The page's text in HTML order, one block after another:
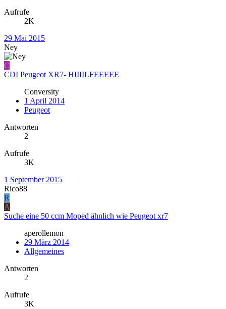
Aufrufe
2K
29 Mai 2015
Ney
C
CDI Peugeot XR7- HIIIILFEEEEE
Conversity
1 April 2014
Peugeot
Antworten
2
Aufrufe
3K
1 September 2015
Rico88
R
A
Suche eine 50 ccm Moped ähnlich wie Peugeot xr7
aperollemon
29 März 2014
Allgemeines
Antworten
2
Aufrufe
3K